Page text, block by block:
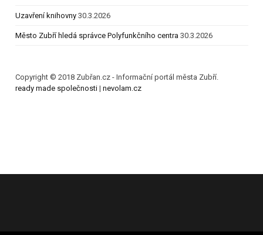
Uzavření knihovny 30.3.2026
Město Zubří hledá správce Polyfunkčního centra 30.3.2026
Copyright © 2018 Zubřan.cz - Informační portál města Zubří.
ready made společnosti | nevolam.cz